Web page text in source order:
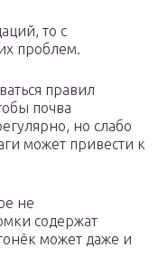
то с
проблем.
правил
почва
но слабо
может привести к
не
содержат
может даже и